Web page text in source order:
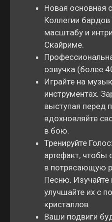
Новая основная
Коллегии бардов
масштабу и
Скайриме.
озвучка (более
Играйте на
инструментах.
выступая перед
вдохновляйте
в бою.
Тренируйте
артефакт, чтобы
в потрясающую
Песню. Изучайте
улучшайте их с
кристаллов.
Ваши подвиги